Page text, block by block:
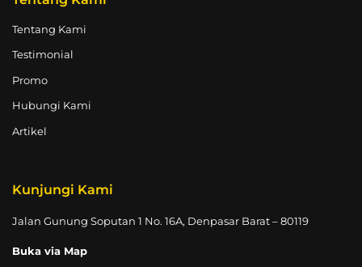
Tentang Kami
Testimonial
Promo
Hubungi Kami
Artikel
Kunjungi Kami
Jalan Gunung Soputan 1 No. 16A, Denpasar Barat – 80119
Buka via Map